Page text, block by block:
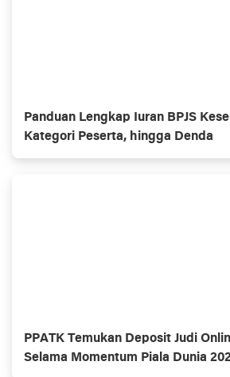
Panduan Lengkap Iuran BPJS
Kategori Peserta, hingga Denda
PPATK Temukan Deposit Judi
Selama Momentum Piala Dunia